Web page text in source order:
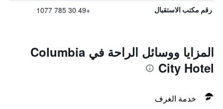
رقم مكتب الاستقبال +49 30 785 1077
المزايا ووسائل الراحة في Columbia
City Hotel
خدمة الغرف